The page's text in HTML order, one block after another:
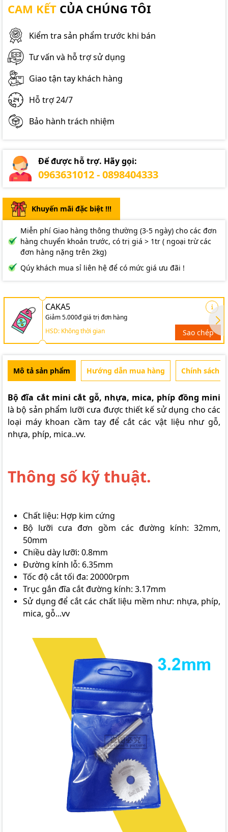
CAM KẾT CỦA CHÚNG TÔI
Kiểm tra sản phẩm trước khi bán
Tư vấn và hỗ trợ sử dụng
Giao tận tay khách hàng
Hỗ trợ 24/7
Bảo hành trách nhiệm
Để được hỗ trợ. Hãy gọi:
0963631012 - 0898404333
Khuyến mãi đặc biệt !!!
Miễn phí Giao hàng thông thường (3-5 ngày) cho các đơn
hàng chuyển khoản trước, có trị giá > 1tr ( ngoại trừ các
đơn hàng nặng trên 2kg)
Qúy khách mua sỉ liên hệ để có mức giá ưu đãi !
CAKA5
Giảm 5.000đ giá trị đơn hàng
HSD: Không thời gian
Sao chép
Mô tả sản phẩm Hướng dẫn mua hàng Chính sách
Bộ đĩa cắt mini cắt gỗ, nhựa, mica, phíp đồng mini
là bộ sản phẩm lưỡi cưa được thiết kế sử dụng cho các
loại máy khoan cầm tay để cắt các vật liệu như gỗ,
nhựa, phíp, mica..vv.
Thông số kỹ thuật.
Chất liệu: Hợp kim cứng
Bộ lưỡi cưa đơn gồm các đường kính: 32mm,
50mm
Chiều dày lưỡi: 0.8mm
Đường kính lỗ: 6.35mm
Tốc độ cắt tối đa: 20000rpm
Trục gắn đĩa cắt đường kính: 3.17mm
Sử dụng để cắt các chất liệu mềm như: nhựa, phíp,
mica, gỗ...vv